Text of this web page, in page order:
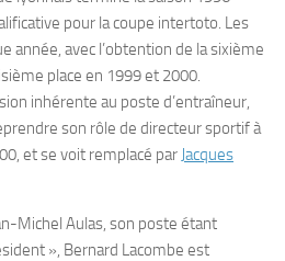
pour la coupe intertoto. Les
année, avec l’obtention de la sixième
place en 1999 et 2000.
inhérente au poste d’entraîneur,
son rôle de directeur sportif à
et se voit remplacé par Jacques
Michel Aulas, son poste étant
», Bernard Lacombe est